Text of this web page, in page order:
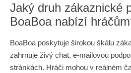
Jaký druh zákaznické
BoaBoa nabízí
BoaBoa poskytuje širokou škálu
zahrnuje živý chat, e-mailovou
stránkách. Hráči mohou v reálném